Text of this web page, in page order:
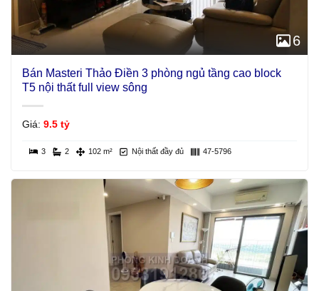
6
Bán Masteri Thảo Điền 3 phòng ngủ tầng cao block
T5 nội thất full view sông
Giá: 9.5 tỷ
3 2 102 m² Nội thất đầy đủ 47-5796